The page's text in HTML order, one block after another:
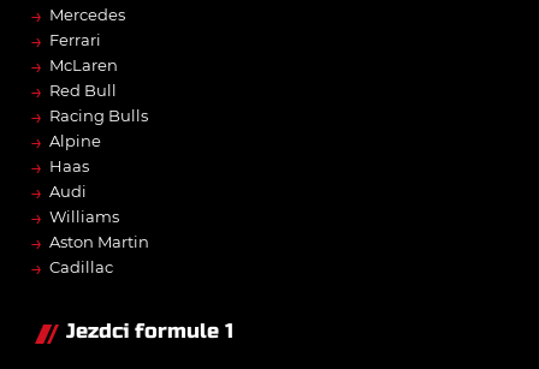
→ Mercedes
→ Ferrari
→ McLaren
→ Red Bull
→ Racing Bulls
→ Alpine
→ Haas
→ Audi
→ Williams
→ Aston Martin
→ Cadillac
Jezdci formule 1